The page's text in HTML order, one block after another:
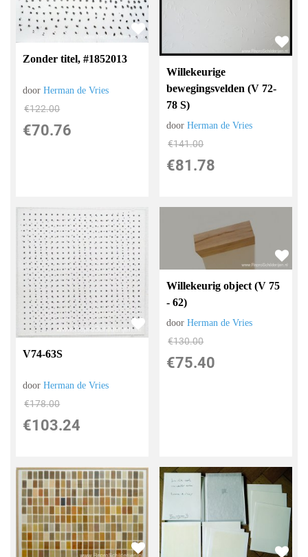
Zonder titel, #1852013
doorHerman de Vries
€122.00
€70.76
Willekeurige
bewegingsvelden (V 72-
78 S)
doorHerman de Vries
€141.00
€81.78
V74-63S
doorHerman de Vries
€178.00
€103.24
Willekeurig object (V 75
- 62)
doorHerman de Vries
€130.00
€75.40